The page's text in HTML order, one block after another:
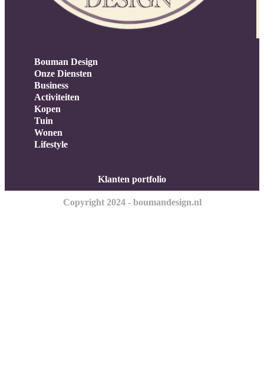
Bouman Design
Onze Diensten
Business
Activiteiten
Kopen
Tuin
Wonen
Lifestyle
Klanten portfolio
Copyright 2024 - boumandesign.nl